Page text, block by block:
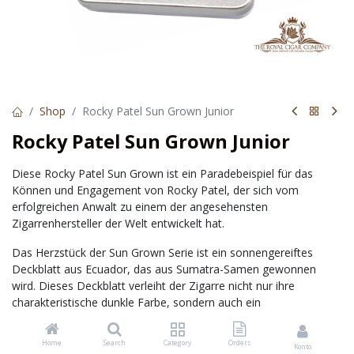
Home Search Category Orders Konto
Shop Rocky Patel Sun Grown Junior
Rocky Patel Sun Grown Junior
Diese Rocky Patel Sun Grown ist ein Paradebeispiel für das
Können und Engagement von Rocky Patel, der sich vom
erfolgreichen Anwalt zu einem der angesehensten
Zigarrenhersteller der Welt entwickelt hat.
Das Herzstück der Sun Grown Serie ist ein sonnengereiftes
Deckblatt aus Ecuador, das aus Sumatra-Samen gewonnen
wird. Dieses Deckblatt verleiht der Zigarre nicht nur ihre
charakteristische dunkle Farbe, sondern auch ein
unverwechselbares Aroma. Die Einlage besteht aus erlesenen,
mindestens sieben Jahre alten Tabaken aus der